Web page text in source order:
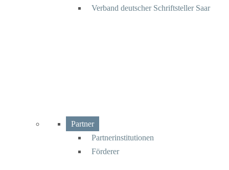
Verband deutscher Schriftsteller Saar
Partner
Partnerinstitutionen
Förderer